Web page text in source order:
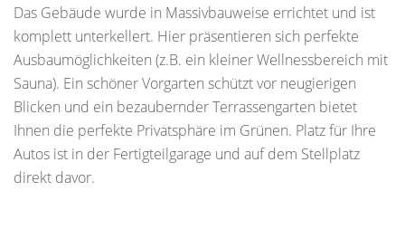
Das Gebäude wurde in Massivbauweise errichtet und ist
komplett unterkellert. Hier präsentieren sich perfekte
Ausbaumöglichkeiten (z.B. ein kleiner Wellnessbereich mit
Sauna). Ein schöner Vorgarten schützt vor neugierigen
Blicken und ein bezaubernder Terrassengarten bietet
Ihnen die perfekte Privatsphäre im Grünen. Platz für Ihre
Autos ist in der Fertigteilgarage und auf dem Stellplatz
direkt davor.